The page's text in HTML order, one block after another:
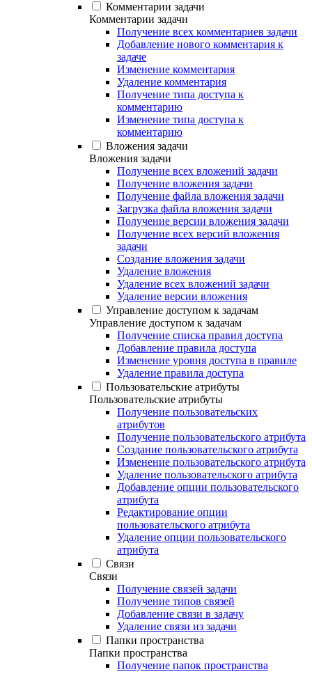
Комментарии задачи
Комментарии задачи
Получение всех комментариев задачи
Добавление нового комментария к
задаче
Изменение комментария
Удаление комментария
Получение типа доступа к
комментарию
Изменение типа доступа к
комментарию
Вложения задачи
Вложения задачи
Получение всех вложений задачи
Получение вложения задачи
Получение файла вложения задачи
Загрузка файла вложения задачи
Получение версии вложения задачи
Получение всех версий вложения
задачи
Создание вложения задачи
Удаление вложения
Удаление всех вложений задачи
Удаление версии вложения
Управление доступом к задачам
Управление доступом к задачам
Получение списка правил доступа
Добавление правила доступа
Изменение уровня доступа в правиле
Удаление правила доступа
Пользовательские атрибуты
Пользовательские атрибуты
Получение пользовательских
атрибутов
Получение пользовательского атрибута
Создание пользовательского атрибута
Изменение пользовательского атрибута
Удаление пользовательского атрибута
Добавление опции пользовательского
атрибута
Редактирование опции
пользовательского атрибута
Удаление опции пользовательского
атрибута
Связи
Связи
Получение связей задачи
Получение типов связей
Добавление связи в задачу
Удаление связи из задачи
Папки пространства
Папки пространства
Получение папок пространства